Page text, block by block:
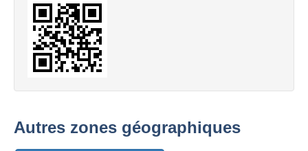
Autres zones géographiques